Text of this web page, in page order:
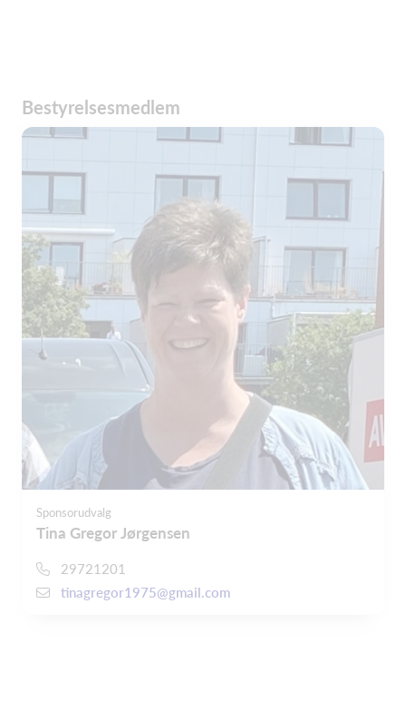
Bestyrelsesmedlem
Sponsorudvalg
Tina Gregor Jørgensen
29721201
tinagregor1975@gmail.com